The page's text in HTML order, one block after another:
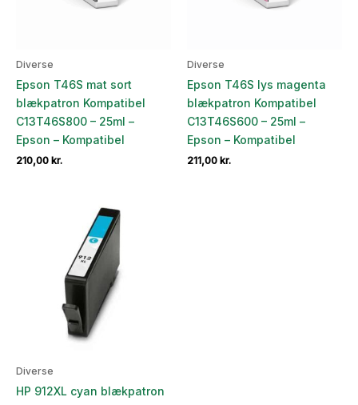
Diverse
Epson T46S mat sort
blækpatron Kompatibel
C13T46S800 – 25ml –
Epson – Kompatibel
210,00 kr.
Diverse
Epson T46S lys magenta
blækpatron Kompatibel
C13T46S600 – 25ml –
Epson – Kompatibel
211,00 kr.
Diverse
HP 912XL cyan blækpatron